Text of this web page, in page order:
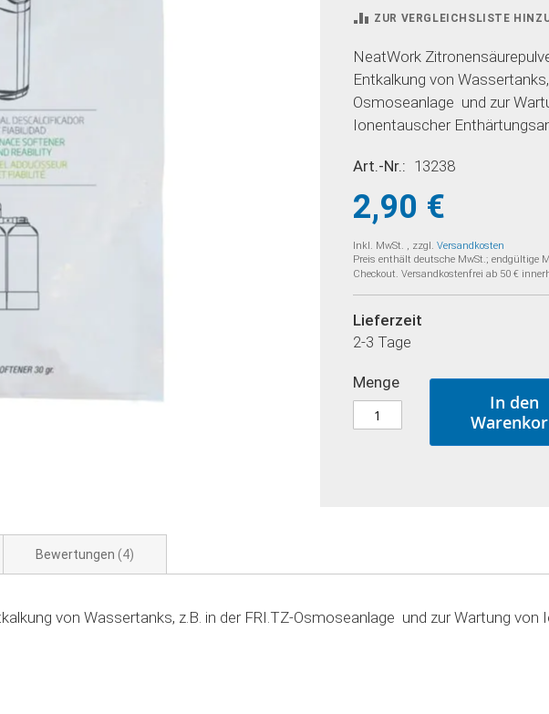
ZUR VERGLEICHSLISTE
NeatWork
Entkalkung von
Osmoseanlage und zur
Ionentauscher
Art.-Nr. 13238
2,90 €
Inkl. MwSt. , zzgl.Versandkosten
Preis enthält deutsche MwSt.; endgültige
Checkout. Versandkostenfrei ab 50 €
Lieferzeit
2-3 Tage
Menge
In den
Bewertungen 4
von Wassertanks, z.B. in der FRI.TZ-Osmoseanlage und zur Wartung von